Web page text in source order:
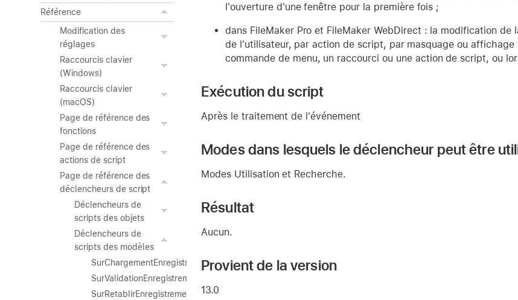
Référence
Modification des
réglages
Raccourcis clavier
(Windows)
Raccourcis clavier
(macOS)
Page de référence des
fonctions
Page de référence des
actions de script
Page de référence des
déclencheurs de script
Déclencheurs de
scripts des objets
Déclencheurs de
scripts des modèles
SurChargementEnregistrement
SurValidationEnregistrement
SurRetablirEnregistrement
l'ouverture d'une fenêtre pour la première fois ;
dans FileMaker Pro et FileMaker WebDirect : la modification
de l'utilisateur, par action de script, par masquage ou
commande de menu, un raccourci ou une action de script, ou
Exécution du script
Après le traitement de l'événement
Modes dans lesquels le déclencheur peut être
Modes Utilisation et Recherche.
Résultat
Aucun.
Provient de la version
13.0